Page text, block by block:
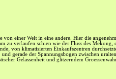
von einer Welt in eine andere. Hier die
zu verlaufen schien wie der Fluss des Mekong,
von klimatisierten Einkaufszentren
gerade der Spannungsbogen zwischen
Gelassenheit und glitzerndem